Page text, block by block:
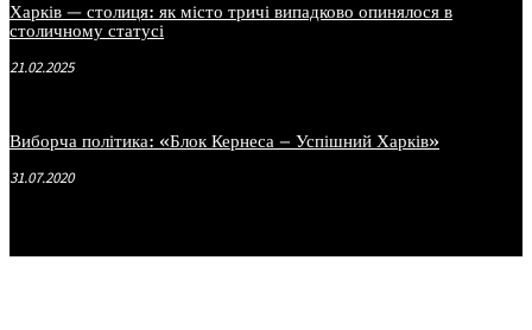
Харків — столиця: як місто тричі випадково опинялося в
столичному статусі
21.02.2025
Виборча політика: «Блок Кернеса – Успішний Харків»
31.07.2020